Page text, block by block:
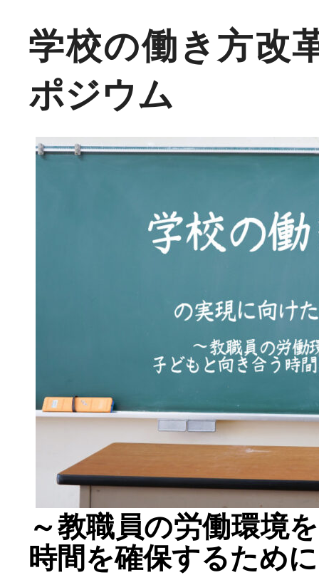
学校の働き方改
ポジウム
～教職員の労働環境
時間を確保するため